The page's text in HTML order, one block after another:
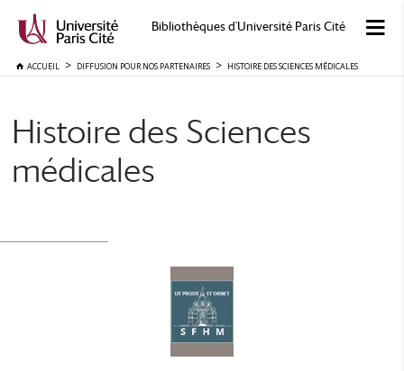
Bibliothèques d'Université Paris Cité
ACCUEIL DIFFUSION POUR NOS PARTENAIRES HISTOIRE DES SCIENCES MÉDICALES
Histoire des Sciences
médicales